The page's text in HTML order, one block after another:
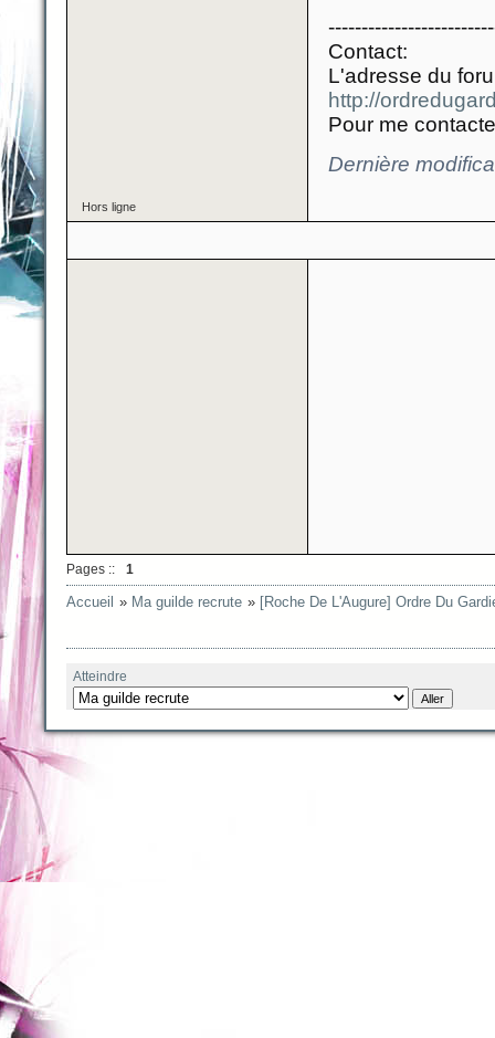
Contact:
L'adresse du
http://
Pour me
Dernière
Hors ligne
Pages :: 1
Accueil » Ma guilde recrute » [Roche De L'Augure] Ordre Du
Atteindre